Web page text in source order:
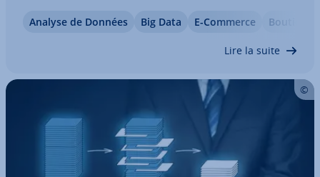
présentés vi­suel­le­ment. Avec Google Data Studio,
vous pouvez résumer des données provenant de…
Analyse de Données Big Data E-Commerce Boutique
Lire la suite